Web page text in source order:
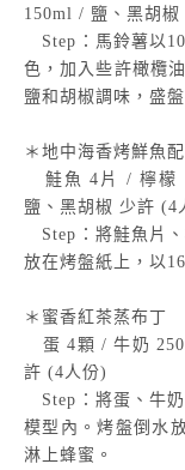
150ml / 鹽、黑
Step：馬鈴薯以
色，加入些許橄欖
鹽和胡椒調味，盛
＊地中海香烤鮮魚
鮭魚 4片 / 檸檬
鹽、黑胡椒 少
Step：將鮭魚片
放在烤盤紙上，以
＊蜜香紅茶蒸布丁
蛋 4顆 / 牛奶
許 (4人份)
Step：將蛋、牛
模型內。烤盤倒水
淋上蜂蜜。